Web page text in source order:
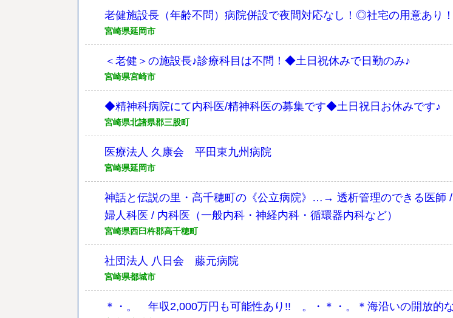
老健施設長（年齢不問）病院併設で夜間対応なし！◎社宅の用意あり！
宮崎県延岡市
＜老健＞の施設長♪診療科目は不問！◆土日祝休みで日勤のみ♪
宮崎県宮崎市
◆精神科病院にて内科医/精神科医の募集です◆土日祝日お休みです♪
宮崎県北諸県郡三股町
医療法人 久康会 平田東九州病院
宮崎県延岡市
神話と伝説の里・高千穂町の《公立病院》…→ 透析管理のできる医師
婦人科医 / 内科医（一般内科・神経内科・循環器内科など）
宮崎県西臼杵郡高千穂町
社団法人 八日会 藤元病院
宮崎県都城市
＊・。 年収2,000万円も可能性あり!! 。・＊・。＊海沿いの開放的な